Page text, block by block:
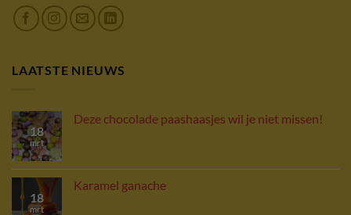
LAATSTE NIEUWS
18
mrt
Deze chocolade paashaasjes wil je niet missen!
18
mrt
Karamel ganache